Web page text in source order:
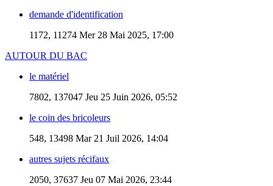
demande d'identification
1172, 11274 Mer 28 Mai 2025, 17:00
AUTOUR DU BAC
le matériel
7802, 137047 Jeu 25 Juin 2026, 05:52
le coin des bricoleurs
548, 13498 Mar 21 Juil 2026, 14:04
autres sujets récifaux
2050, 37637 Jeu 07 Mai 2026, 23:44